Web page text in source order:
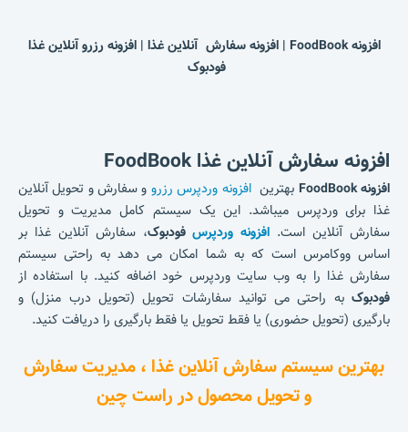
افزونه FoodBook | افزونه سفارش آنلاین غذا | افزونه رزرو آنلاین غذا
فودبوک
افزونه سفارش آنلاین غذا FoodBook
افزونه FoodBook بهترینافزونه وردپرس رزرو وسفارش و تحویل آنلاین
غذا برای وردپرس میباشد. این یک سیستم کامل مدیریت و تحویل
سفارش آنلاین است. افزونه وردپرسفودبوک، سفارش آنلاین غذا بر
اساس ووکامرس است که به شما امکان می دهد به راحتی سیستم
سفارش غذا را به وب سایت وردپرس خود اضافه کنید. با استفاده از
فودبوک به راحتی می توانید سفارشات تحویل (تحویل درب منزل) و
بارگیری (تحویل حضوری) یا فقط تحویل یا فقط بارگیری را دریافت کنید.
بهترین سیستم سفارش آنلاین غذا ، مدیریت سفارش
و تحویل محصول در راست چین